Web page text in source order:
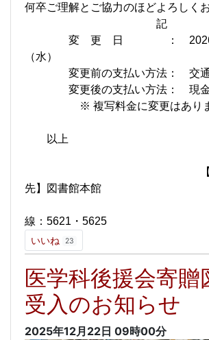
何卒ご理解とご協力のほどよろしく
記
変 更 日 ： 2026年1
（水）
変更前の支払い方法： 交通
変更後の支払い方法： 現
※ 複写料金に変更はありま
以上
【問い合
先】図書館本館
線：5621・5625
いいね
23
医学科後援会寄
受入のお知らせ
2025年12月22日 09時00分